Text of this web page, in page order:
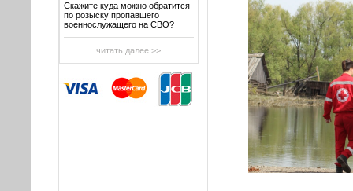
Скажите куда можно обратится
по розыску пропавшего
военнослужащего на СВО?
читать далее >>